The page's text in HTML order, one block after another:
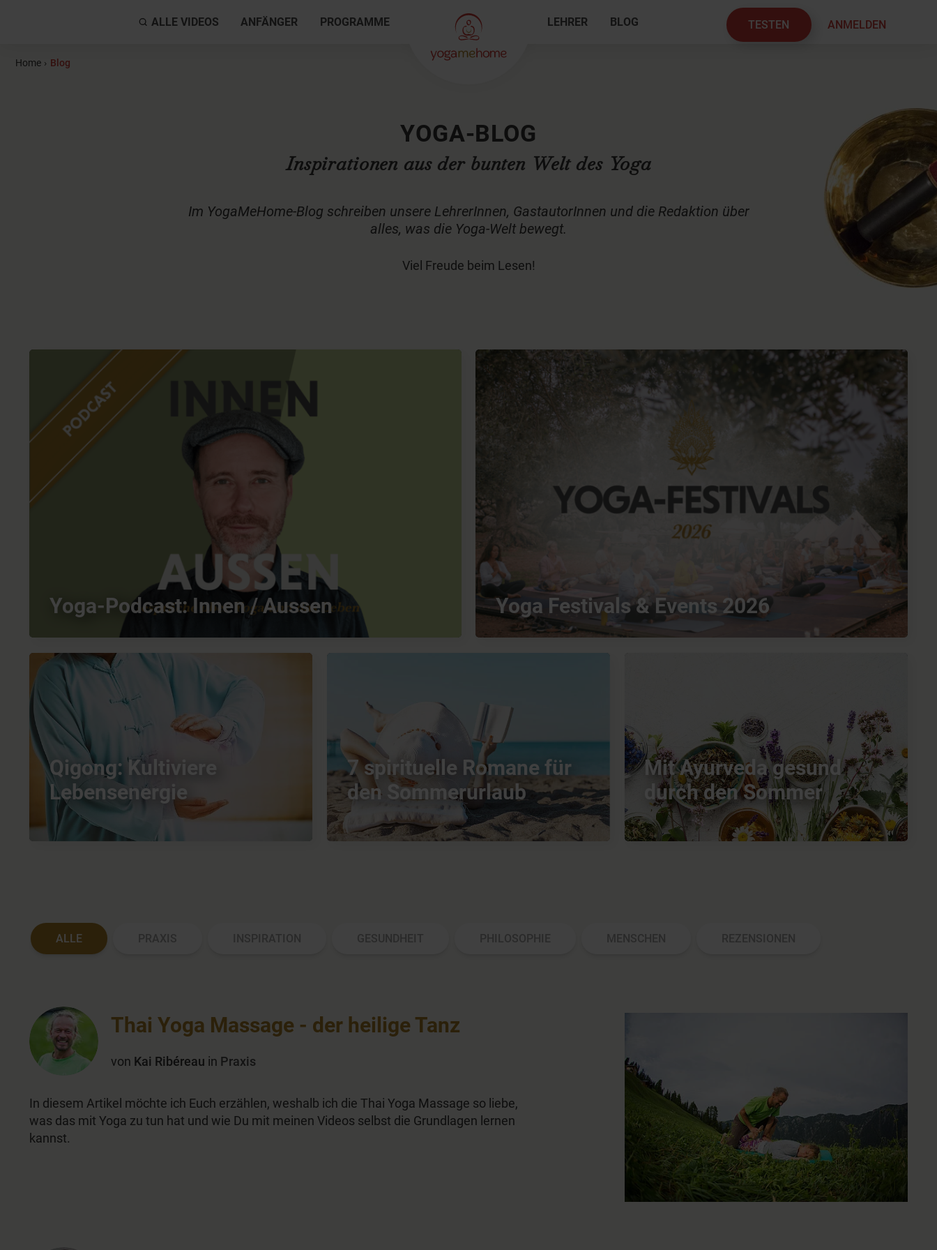
ALLE VIDEOS ANFÄNGER PROGRAMME LEHRER BLOG TESTEN ANMELDEN
Home › Blog
YOGA-BLOG
Inspirationen aus der bunten Welt des Yoga
Im YogaMeHome-Blog schreiben unsere LehrerInnen, GastautorInnen und die Redaktion über
alles, was die Yoga-Welt bewegt.
Viel Freude beim Lesen!
Yoga-Podcast: Innen / Aussen Yoga Festivals & Events 2026
Qigong: Kultiviere
Lebensenergie
7 spirituelle Romane für
den Sommerurlaub
Mit Ayurveda gesund
durch den Sommer
ALLE
Thai Yoga Massage - der heilige Tanz
von Kai Ribéreau in Praxis
In diesem Artikel möchte ich Euch erzählen, weshalb ich die Thai Yoga Massage so liebe,
was das mit Yoga zu tun hat und wie Du mit meinen Videos selbst die Grundlagen lernen
kannst.